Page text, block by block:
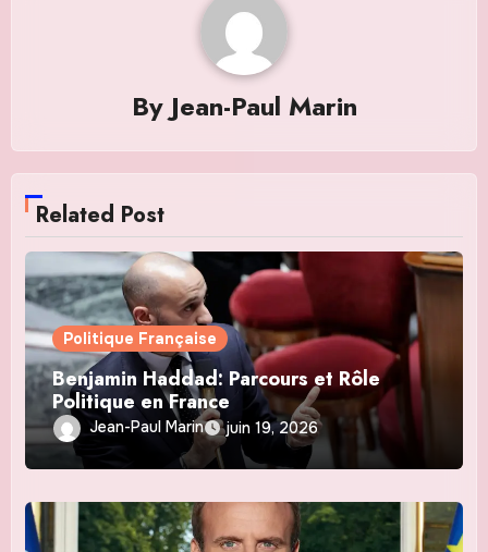
By Jean-Paul Marin
Related Post
Politique Française
Benjamin Haddad: Parcours et Rôle
Politique en France
Jean-Paul Marin juin 19, 2026